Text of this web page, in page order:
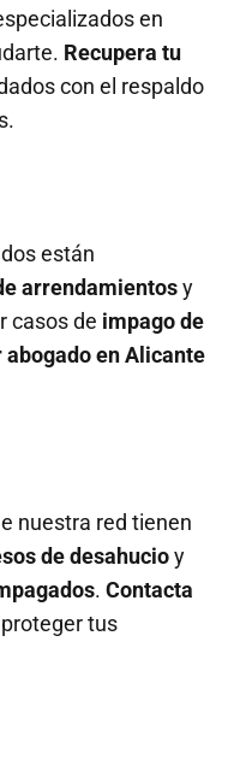
en
Recupera tu
con el respaldo
están
arrendamientosy
casos de impago de
en Alicante
nuestra red tienen
de desahucioy
. Contacta
tus